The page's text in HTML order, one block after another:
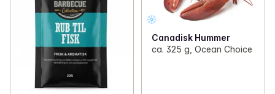
Canadisk Hummer
ca. 325 g, Ocean Choice